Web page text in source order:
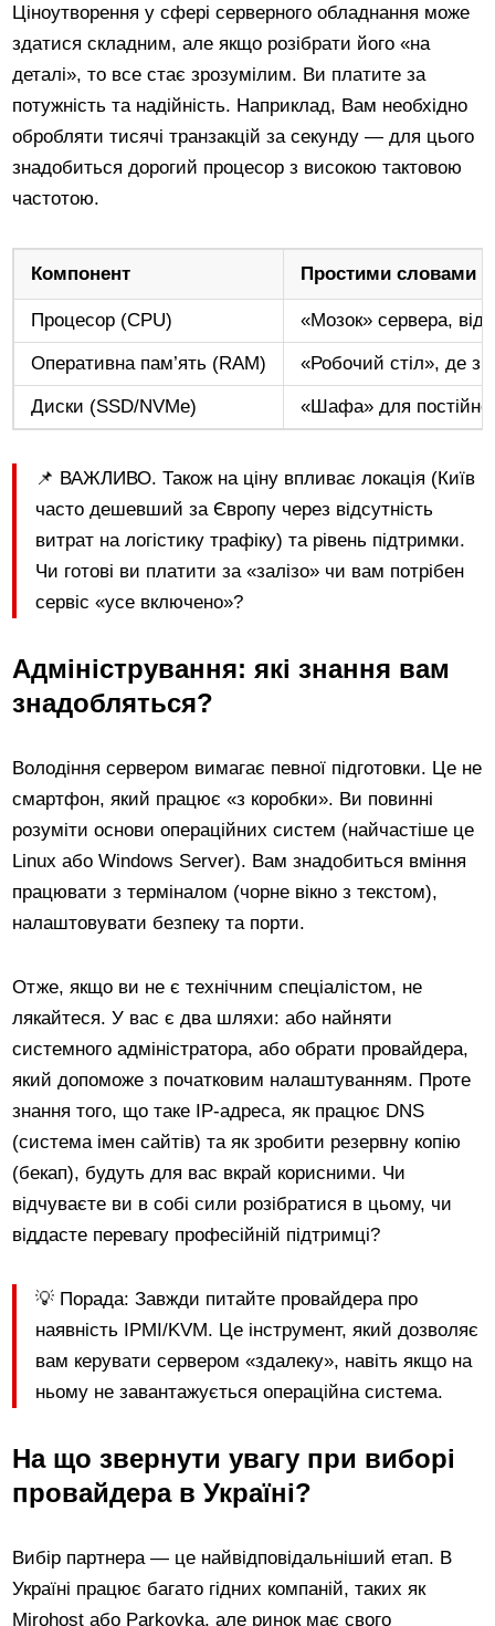
Ціноутворення у сфері серверного обладнання може
здатися складним, але якщо розібрати його «на
деталі», то все стає зрозумілим. Ви платите за
потужність та надійність. Наприклад, Вам необхідно
обробляти тисячі транзакцій за секунду — для цього
знадобиться дорогий процесор з високою тактовою
частотою.
Компонент Простими словами
Процесор (CPU) «Мозок» сервера,
Оперативна пам’ять (RAM) «Робочий стіл», де
Диски (SSD/NVMe) «Шафа» для
📌 ВАЖЛИВО. Також на ціну впливає локація (Київ
часто дешевший за Європу через відсутність
витрат на логістику трафіку) та рівень підтримки.
Чи готові ви платити за «залізо» чи вам потрібен
сервіс «усе включено»?
Адміністрування: які знання вам
знадобляться?
Володіння сервером вимагає певної підготовки. Це не
смартфон, який працює «з коробки». Ви повинні
розуміти основи операційних систем (найчастіше це
Linux або Windows Server). Вам знадобиться вміння
працювати з терміналом (чорне вікно з текстом),
налаштовувати безпеку та порти.
Отже, якщо ви не є технічним спеціалістом, не
лякайтеся. У вас є два шляхи: або найняти
системного адміністратора, або обрати провайдера,
який допоможе з початковим налаштуванням. Проте
знання того, що таке IP-адреса, як працює DNS
(система імен сайтів) та як зробити резервну копію
(бекап), будуть для вас вкрай корисними. Чи
відчуваєте ви в собі сили розібратися в цьому, чи
віддасте перевагу професійній підтримці?
💡 Порада: Завжди питайте провайдера про
наявність IPMI/KVM. Це інструмент, який дозволяє
вам керувати сервером «здалеку», навіть якщо на
ньому не завантажується операційна система.
На що звернути увагу при виборі
провайдера в Україні?
Вибір партнера — це найвідповідальніший етап. В
Україні працює багато гідних компаній, таких як
Mirohost або Parkovka, але ринок має свого